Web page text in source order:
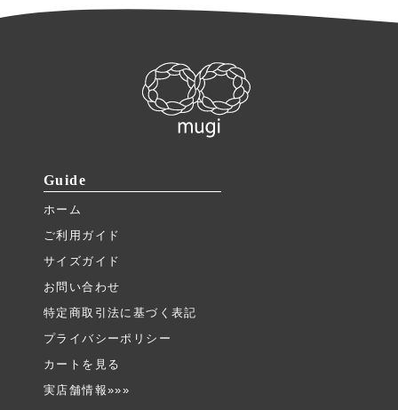
Guide
ホーム
ご利用ガイド
サイズガイド
お問い合わせ
特定商取引法に基づく表記
プライバシーポリシー
カートを見る
実店舗情報»»»